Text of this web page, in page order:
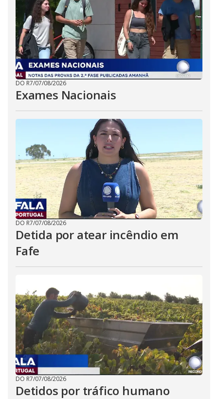
DO R7/07/08/2026
Exames Nacionais
DO R7/07/08/2026
Detida por atear incêndio em
Fafe
DO R7/07/08/2026
Detidos por tráfico humano